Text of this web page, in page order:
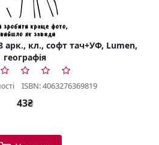
кл., софт тач+УФ, Lumen,
географія
ISBN: 4063276369819
43₴